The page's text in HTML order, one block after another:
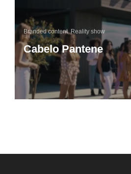
Cabelo Pantene
Branded content,Reality show